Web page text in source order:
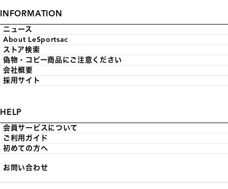
INFORMATION
ニュース
About LeSportsac
ストア検索
偽物・コピー商品にご注意ください
会社概要
採用サイト
HELP
会員サービスについて
ご利用ガイド
初めての方へ
お問い合わせ